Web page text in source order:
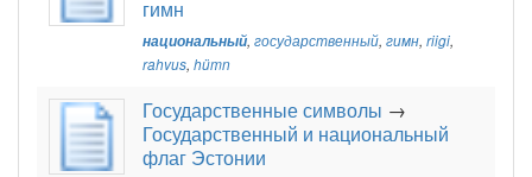
гимн
национальный, государственный, гимн, riigi,
rahvus, hümn
Государственные символы →
Государственный и национальный
флаг Эстонии